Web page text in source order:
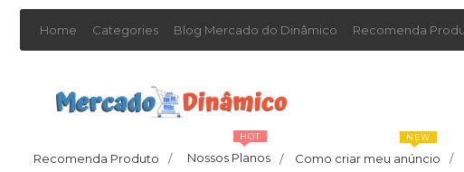
Home Categories Blog Mercado do Dinâmico Recomenda
Recomenda Produto / Nossos Planos /
HOT
Como criar meu anúncio /
NEW